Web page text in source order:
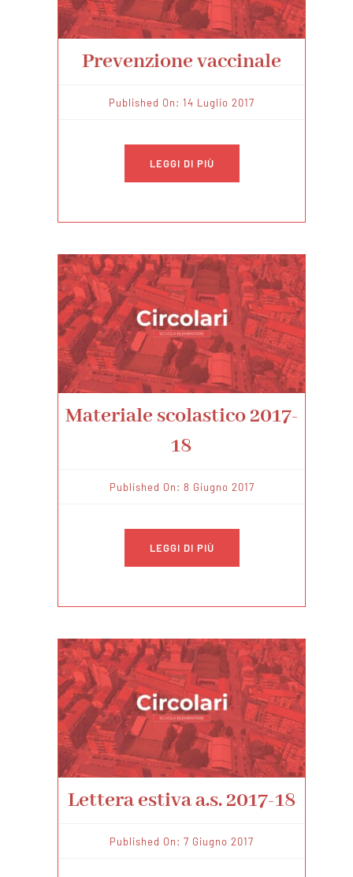
Prevenzione vaccinale
Published On: 14 Luglio 2017
LEGGI DI PIÙ
Materiale scolastico 2017-
18
Published On: 8 Giugno 2017
LEGGI DI PIÙ
Lettera estiva a.s. 2017-18
Published On: 7 Giugno 2017